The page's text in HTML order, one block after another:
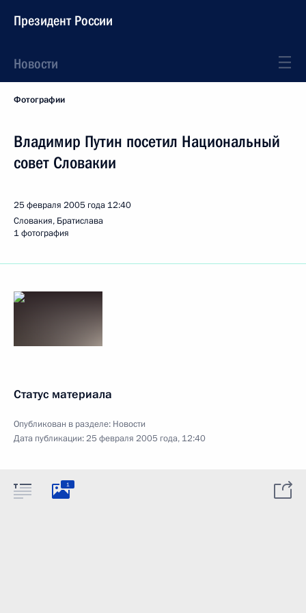
Президент России
Новости
Фотографии
Владимир Путин посетил Национальный
совет Словакии
25 февраля 2005 года 12:40
Словакия, Братислава
1 фотография
Статус материала
Опубликован в разделе: Новости
Дата публикации:25 февраля 2005 года, 12:40
1